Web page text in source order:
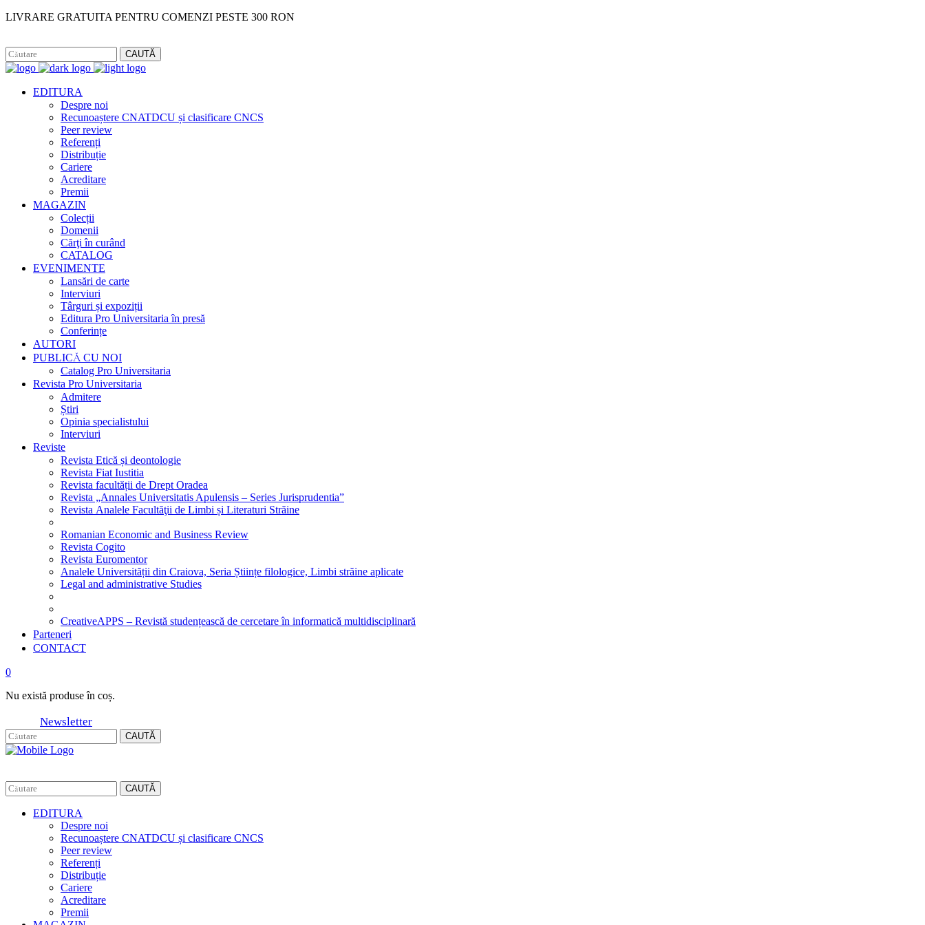
LIVRARE GRATUITA PENTRU COMENZI PESTE 300 RON
CAUTĂ
EDITURA
Despre noi
Recunoaștere CNATDCU și clasificare CNCS
Peer review
Referenți
Distribuție
Cariere
Acreditare
Premii
MAGAZIN
Colecții
Domenii
Cărţi în curând
CATALOG
EVENIMENTE
Lansări de carte
Interviuri
Târguri și expoziții
Editura Pro Universitaria în presă
Conferințe
AUTORI
PUBLICĂ CU NOI
Catalog Pro Universitaria
Revista Pro Universitaria
Admitere
Știri
Opinia specialistului
Interviuri
Reviste
Revista Etică și deontologie
Revista Fiat Iustitia
Revista facultății de Drept Oradea
Revista „Annales Universitatis Apulensis – Series Jurisprudentia”
Revista Analele Facultăţii de Limbi și Literaturi Străine
Romanian Economic and Business Review
Revista Cogito
Revista Euromentor
Analele Universității din Craiova, Seria Științe filologice, Limbi străine aplicate
Legal and administrative Studies
CreativeAPPS – Revistă studențească de cercetare în informatică multidisciplinară
Parteneri
CONTACT
0
Nu există produse în coș.
Newsletter
CAUTĂ
CAUTĂ
EDITURA
Despre noi
Recunoaștere CNATDCU și clasificare CNCS
Peer review
Referenți
Distribuție
Cariere
Acreditare
Premii